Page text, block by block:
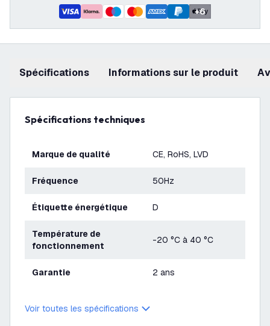
+6
Spécifications Informations sur le produit
Spécifications techniques
Marque de qualité CE, RoHS, LVD
Fréquence 50Hz
Étiquette énergétique D
Température de
fonctionnement
-20 °C à 40 °C
Garantie 2 ans
Voir toutes les spécifications